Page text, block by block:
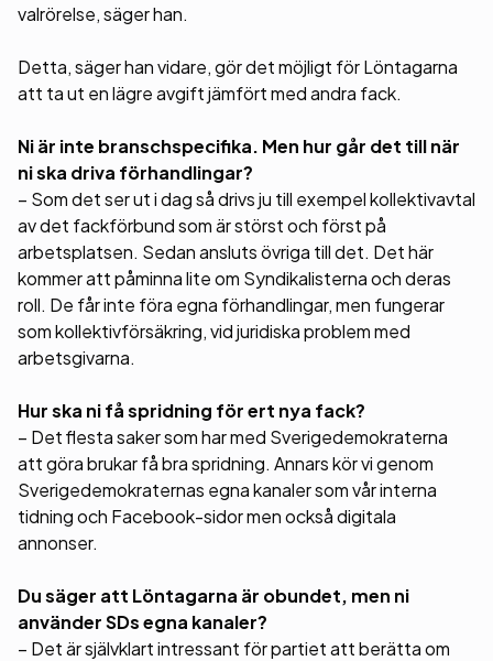
valrörelse, säger han.
Detta, säger han vidare, gör det möjligt för Löntagarna
att ta ut en lägre avgift jämfört med andra fack.
Ni är inte branschspecifika. Men hur går det till när
ni ska driva förhandlingar?
– Som det ser ut i dag så drivs ju till exempel kollektivavtal
av det fackförbund som är störst och först på
arbetsplatsen. Sedan ansluts övriga till det. Det här
kommer att påminna lite om Syndikalisterna och deras
roll. De får inte föra egna förhandlingar, men fungerar
som kollektivförsäkring, vid juridiska problem med
arbetsgivarna.
Hur ska ni få spridning för ert nya fack?
– Det flesta saker som har med Sverigedemokraterna
att göra brukar få bra spridning. Annars kör vi genom
Sverigedemokraternas egna kanaler som vår interna
tidning och Facebook-sidor men också digitala
annonser.
Du säger att Löntagarna är obundet, men ni
använder SDs egna kanaler?
– Det är självklart intressant för partiet att berätta om